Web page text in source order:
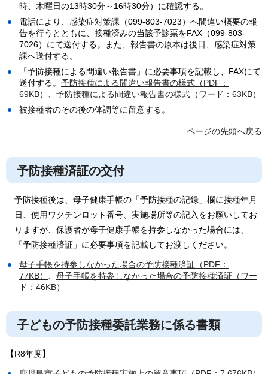
時、木曜日の13時30分～16時30分）に確認する。
電話により、感染症対策課（099-803-7023）へ間違い概要の報
告を行うとともに、接種済みの当該予診票をFAX（099-803-
7026）にて送付する。また、報告書の原本は後日、感染症対策
課へ送付する。
「予防接種による間違い報告書」に必要事項を記載し、FAXにて
送付する。 予防接種による間違い報告書の様式（PDF：
69KB）
予防接種による間違い報告書の様式（ワード：63KB）
被接種者のその後の体調等に留意する。
ページの先頭へ戻る
予防接種済証の交付
予防接種後は、母子健康手帳の「予防接種の記録」欄に接種年月
日、使用ワクチンロット番号、実施場所等の記入をお願いしてお
りますが、保護者が母子健康手帳を持参しなかった場合には、
「予防接種済証」に必要事項を記載してお渡しください。
母子手帳を持参しなかった場合の予防接種済証（PDF：
77KB）
母子手帳を持参しなかった場合の予防接種済証（ワー
ド：46KB）
子どもの予防接種委託業務に係る書類
【R8年度】